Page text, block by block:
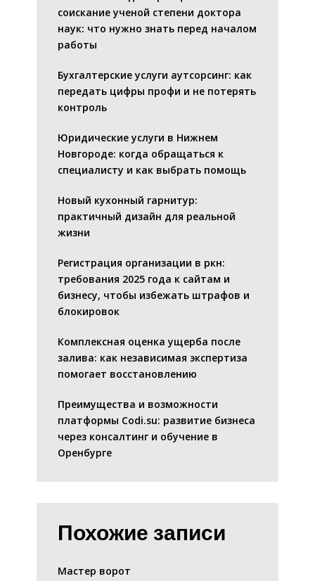
соискание ученой степени доктора
наук: что нужно знать перед началом
работы
Бухгалтерские услуги аутсорсинг: как
передать цифры профи и не потерять
контроль
Юридические услуги в Нижнем
Новгороде: когда обращаться к
специалисту и как выбрать помощь
Новый кухонный гарнитур:
практичный дизайн для реальной
жизни
Регистрация организации в ркн:
требования 2025 года к сайтам и
бизнесу, чтобы избежать штрафов и
блокировок
Комплексная оценка ущерба после
залива: как независимая экспертиза
помогает восстановлению
Преимущества и возможности
платформы Codi.su: развитие бизнеса
через консалтинг и обучение в
Оренбурге
Похожие записи
Мастер ворот